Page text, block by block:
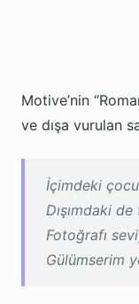
Motive’nin
ve dışa vurulan
İçimdeki
Dışımdaki
Fotoğrafı
Gülümserim